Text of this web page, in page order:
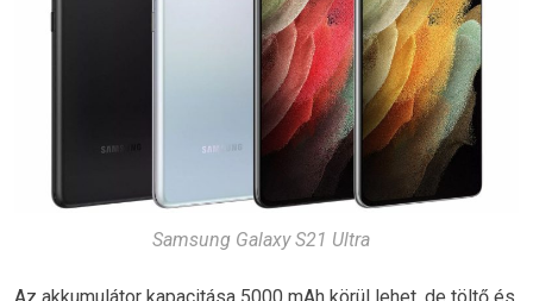
Samsung Galaxy S21 Ultra
Az akkumulátor kapacitása 5000 mAh körül lehet, de töltő és